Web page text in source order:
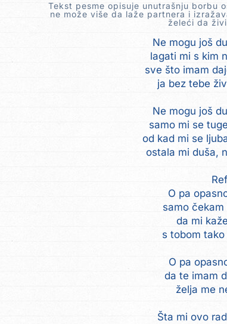
Tekst pesme opisuje unutrašnju borbu
ne može više da laže partnera i
želeći da
Ne mogu još
lagati mi s kim
sve što imam
ja bez tebe
Ne mogu još
samo mi se
od kad mi se
ostala mi duša,
O pa
samo
da mi
s tobom
O pa
da te imam
želja me
Šta mi ovo